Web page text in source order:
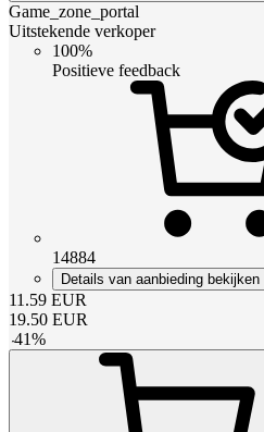
Game_zone_portal
Uitstekende verkoper
100%
Positieve feedback
14884
Details van aanbieding bekijken
11.59 EUR
19.50 EUR
-41%